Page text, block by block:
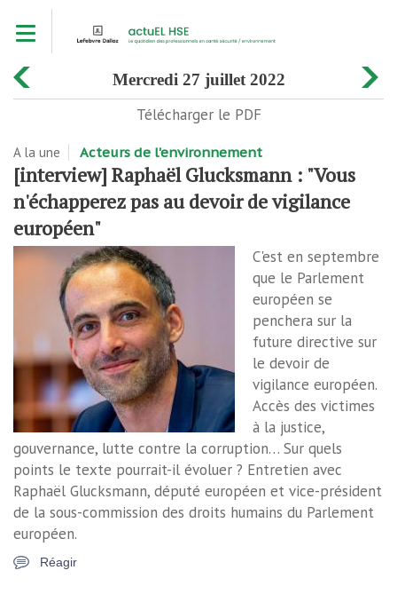
contenu
mercredi 27 juillet 2022
Télécharger le PDF
A la une Acteurs de l'environnement
[interview] Raphaël Glucksmann : "Vous
n'échapperez pas au devoir de vigilance
européen"
C'est en septembre
que le Parlement
européen se
penchera sur la
future directive sur
le devoir de
vigilance européen.
Accès des victimes
à la justice,
gouvernance, lutte contre la corruption… Sur quels
points le texte pourrait-il évoluer ? Entretien avec
Raphaël Glucksmann, député européen et vice-président
de la sous-commission des droits humains du Parlement
européen.
Réagir